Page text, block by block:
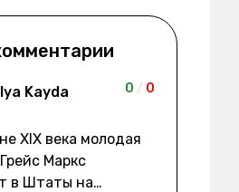
Kayda 0 / 0
XIX века молодая
Маркс
в Штаты на